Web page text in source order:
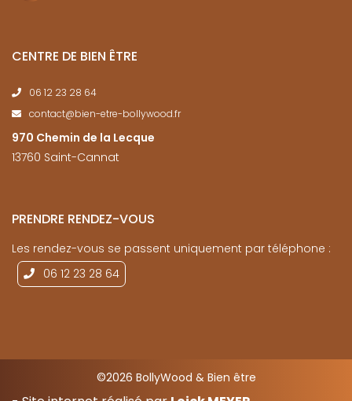
CENTRE DE BIEN ÊTRE
06 12 23 28 64
contact@bien-etre-bollywood.fr
970 Chemin de la Lecque
13760 Saint-Cannat
PRENDRE RENDEZ-VOUS
Les rendez-vous se passent uniquement par téléphone :
06 12 23 28 64
©2026 BollyWood & Bien être